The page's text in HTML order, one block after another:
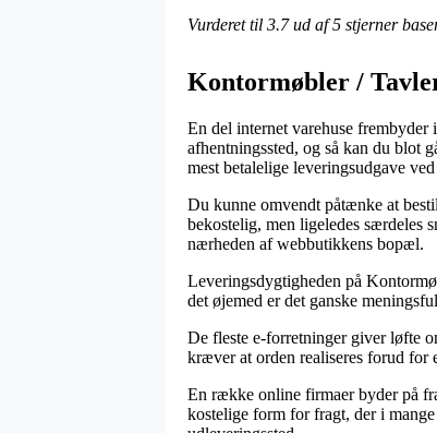
Vurderet til 3.7ud af 5 stjerner
Kontormøbler /
En del internet varehuse
afhentningssted, og så kan du blot
mest betalelige leveringsudgave
Du kunne omvendt påtænke at
bekostelig, men ligeledes særdeles
nærheden af webbutikkens bopæl.
Leveringsdygtigheden på
det øjemed er det ganske
De fleste e-forretninger giver løfte
kræver at orden realiseres forud for
En række online firmaer byder på
kostelige form for fragt, der i